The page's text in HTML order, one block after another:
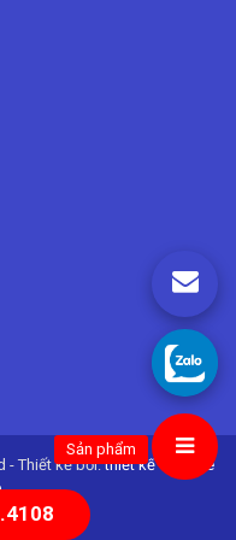
- Thiết kế bởi:thiết kế website
Sản phẩm